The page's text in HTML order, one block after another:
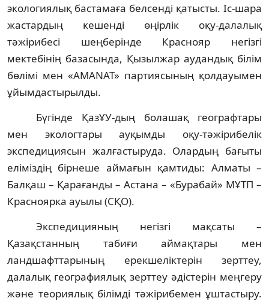
экологиялық бастамаға белсенді қатысты. Іс-шара
жастардың кешенді өңірлік оқу-далалық
тәжірибесі шеңберінде Краснояр негізгі
мектебінің базасында, Қызылжар аудандық білім
бөлімі мен «AMANAT» партиясының қолдауымен
ұйымдастырылды.
Бүгінде ҚазҰУ-дың болашақ географтары
мен экологтары ауқымды оқу-тәжірибелік
экспедициясын жалғастыруда. Олардың бағыты
еліміздің бірнеше аймағын қамтиды: Алматы –
Балқаш – Қарағанды – Астана – «Бурабай» МҰТП –
Красноярка ауылы (СҚО).
Экспедицияның негізгі мақсаты –
Қазақстанның табиғи аймақтары мен
ландшафттарының ерекшеліктерін зерттеу,
далалық географиялық зерттеу әдістерін меңгеру
және теориялық білімді тәжірибемен ұштастыру.